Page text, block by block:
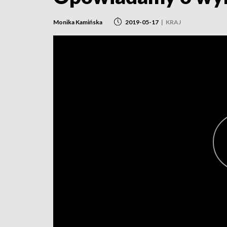
Monika Kamińska 2019-05-17 | KRAJ